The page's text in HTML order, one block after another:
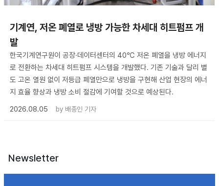
기계연, 저온 폐열로 냉방 가능한 차세대 히트펌프 개
발
한국기계연구원이 공장·데이터센터의 40℃ 저온 폐열을 냉방 에너지
로 전환하는 차세대 히트펌프 시스템을 개발했다. 기존 기술과 달리 별
도 고온 열원 없이 저등급 폐열만으로 냉방을 구현해 산업 현장의 에너
지 효율 향상과 냉방 소비 절감에 기여할 것으로 예상된다.
2026.08.05
by 배종인 기자
Newsletter